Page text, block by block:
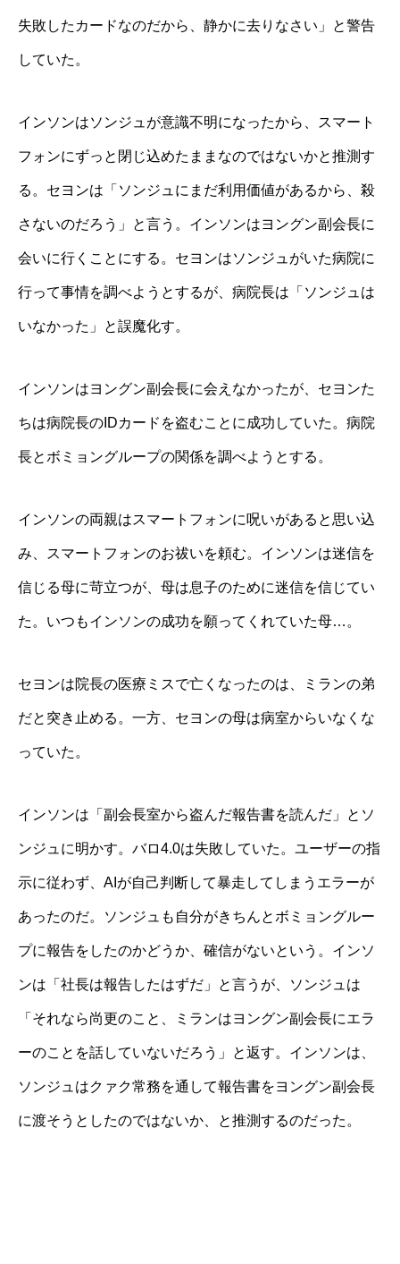
失敗したカードなのだから、静かに去りなさい」と警告
していた。
インソンはソンジュが意識不明になったから、スマート
フォンにずっと閉じ込めたままなのではないかと推測す
る。セヨンは「ソンジュにまだ利用価値があるから、殺
さないのだろう」と言う。インソンはヨングン副会長に
会いに行くことにする。セヨンはソンジュがいた病院に
行って事情を調べようとするが、病院長は「ソンジュは
いなかった」と誤魔化す。
インソンはヨングン副会長に会えなかったが、セヨンた
ちは病院長のIDカードを盗むことに成功していた。病院
長とボミョングループの関係を調べようとする。
インソンの両親はスマートフォンに呪いがあると思い込
み、スマートフォンのお祓いを頼む。インソンは迷信を
信じる母に苛立つが、母は息子のために迷信を信じてい
た。いつもインソンの成功を願ってくれていた母…。
セヨンは院長の医療ミスで亡くなったのは、ミランの弟
だと突き止める。一方、セヨンの母は病室からいなくな
っていた。
インソンは「副会長室から盗んだ報告書を読んだ」とソ
ンジュに明かす。バロ4.0は失敗していた。ユーザーの指
示に従わず、AIが自己判断して暴走してしまうエラーが
あったのだ。ソンジュも自分がきちんとボミョングルー
プに報告をしたのかどうか、確信がないという。インソ
ンは「社長は報告したはずだ」と言うが、ソンジュは
「それなら尚更のこと、ミランはヨングン副会長にエラ
ーのことを話していないだろう」と返す。インソンは、
ソンジュはクァク常務を通して報告書をヨングン副会長
に渡そうとしたのではないか、と推測するのだった。